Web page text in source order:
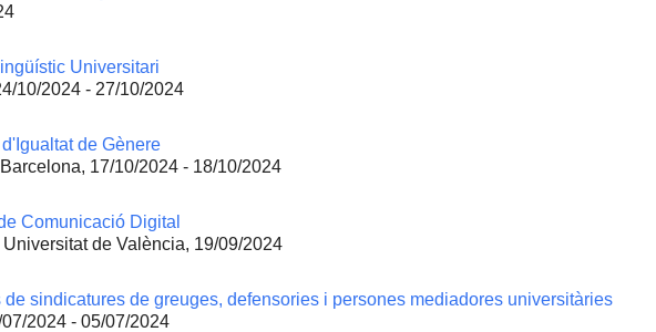
Universitari
10/2024 - 27/10/2024
de Gènere
17/10/2024 - 18/10/2024
Comunicació Digital
de València, 19/09/2024
sindicatures de greuges, defensories i persones mediadores universitàries
2024 - 05/07/2024